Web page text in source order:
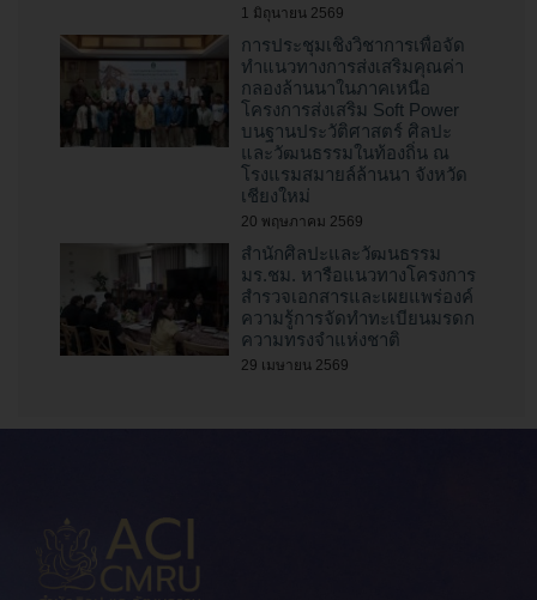
1 มิถุนายน 2569
การประชุมเชิงวิชาการเพื่อจัด
ทำแนวทางการส่งเสริมคุณค่า
กลองล้านนาในภาคเหนือ
โครงการส่งเสริม Soft Power
บนฐานประวัติศาสตร์ ศิลปะ
และวัฒนธรรมในท้องถิ่น ณ
โรงแรมสมายล์ล้านนา จังหวัด
เชียงใหม่
20 พฤษภาคม 2569
สำนักศิลปะและวัฒนธรรม
มร.ชม. หารือแนวทางโครงการ
สำรวจเอกสารและเผยแพร่องค์
ความรู้การจัดทำทะเบียนมรดก
ความทรงจำแห่งชาติ
29 เมษายน 2569